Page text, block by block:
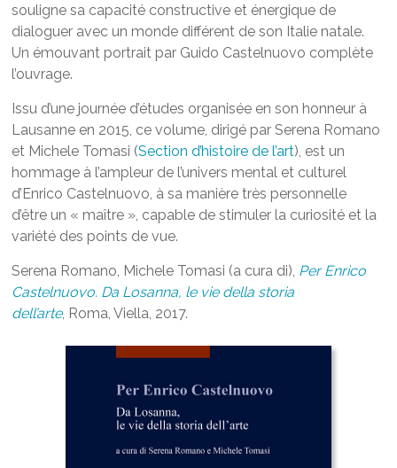
souligne sa capacité constructive et énergique de
dialoguer avec un monde différent de son Italie natale.
Un émouvant portrait par Guido Castelnuovo complète
l’ouvrage.
Issu d’une journée d’études organisée en son honneur à
Lausanne en 2015, ce volume, dirigé par Serena Romano
et Michele Tomasi (Section d’histoire de l’art), est un
hommage à l’ampleur de l’univers mental et culturel
d’Enrico Castelnuovo, à sa manière très personnelle
d’être un « maître », capable de stimuler la curiosité et la
variété des points de vue.
Serena Romano, Michele Tomasi (a cura di), Per Enrico
Castelnuovo. Da Losanna, le vie della storia
dell’arte, Roma, Viella, 2017.